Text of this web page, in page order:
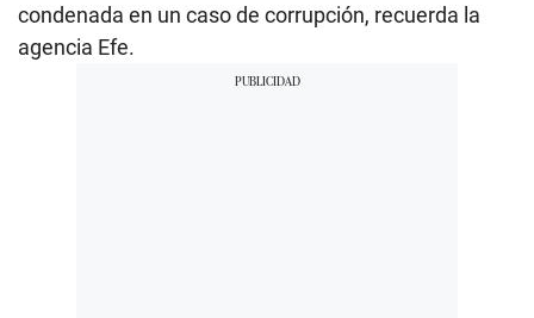
condenada en un caso de corrupción, recuerda la
agencia Efe.